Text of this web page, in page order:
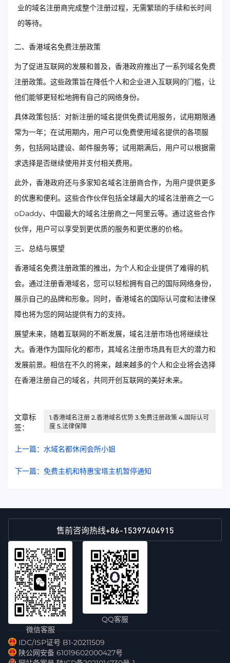
业的域名注册商完成整个注册过程，无需繁琐的手续和长时间
的等待。
二、香港域名免费注册政策
为了促进互联网的发展和普及，香港政府推出了一系列域名免费
注册政策。这些政策旨在降低个人和企业进入互联网的门槛，让
他们能够更轻松地拥有自己的网络身份。
具体政策包括：对新注册的域名提供免费试用服务，试用期限通
常为一年；在试用期内，用户可以免费使用域名提供的各项服
务，包括网站建设、邮件服务等；试用期满后，用户可以根据需
求选择是否继续使用并支付相关费用。
此外，香港政府还与多家知名域名注册商合作，为用户提供更多
的优惠和便利。这些合作伙伴包括全球最大的域名注册商之一G
oDaddy、中国最大的域名注册商之一阿里云等。通过这些合作
伙伴，用户可以享受到更优质的服务和更优惠的价格。
三、总结与展望
香港域名免费注册政策的推出，为个人和企业提供了难得的机
会。通过注册香港域名，您可以轻松拥有自己的国际网络身份，
展示自己的品牌和形象。同时，香港域名的国际认可度和法律保
障也将为您的网站提供有力的支持。
展望未来，随着互联网的不断发展，域名注册市场也将继续壮
大。香港作为国际化的都市，其域名注册市场具有巨大的潜力和
发展前景。相信在不久的将来，越来越多的个人和企业将会选择
在香港注册自己的域名，共同开创互联网的美好未来。
文章标
签：
1.香港域名注册 2.香港域名优势 3.免费注册政策 4.国际认可
度 5.法律保障
上一篇：水域名都休闲会所小姐
下一篇：免费主机和特惠宝塔主机暂停通知
售前咨询热线+86-15397404915
微信客服
QQ客服
IDC/ISP证号 B1-20211509
陕公网安备 61019602000427号